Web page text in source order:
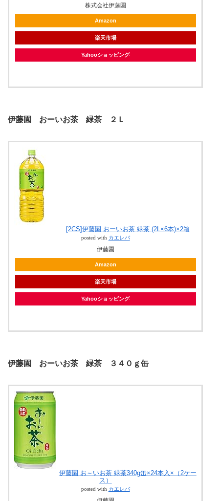
株式会社伊藤園
Amazon
楽天市場
Yahooショッピング
伊藤園 おーいお茶 緑茶 ２Ｌ
[2CS]伊藤園 おーいお茶 緑茶 (2L×6本)×2箱
posted with カエレバ
伊藤園
Amazon
楽天市場
Yahooショッピング
伊藤園 おーいお茶 緑茶 ３４０ｇ缶
伊藤園 お～いお茶 緑茶340g缶×24本入×（2ケー
ス）
posted with カエレバ